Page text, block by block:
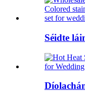
Séidte